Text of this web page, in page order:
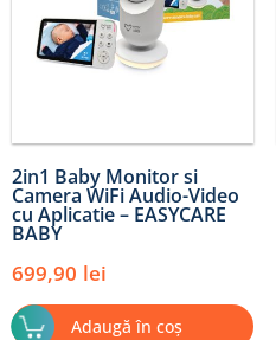
2in1 Baby Monitor si
Camera WiFi Audio-Video
cu Aplicatie – EASYCARE
BABY
699,90 lei
Adaugă în coș